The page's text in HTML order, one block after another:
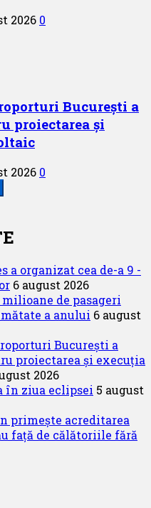
2026 0
București a
proiectarea și
2026 0
a organizat cea de-a 9 -
6 august 2026
de pasageri
a anului 6 august
București a
proiectarea și execuția
2026
în ziua eclipsei 5 august
primește acreditarea
față de călătoriile fără